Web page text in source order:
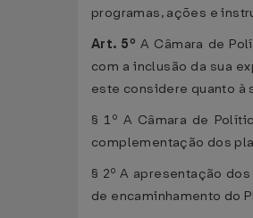
programas, ações e
Art. 5ºA Câmara de
com a inclusão da sua
este considere quanto à
§ 1º A Câmara de
complementação dos
§ 2º A apresentação
de encaminhamento do